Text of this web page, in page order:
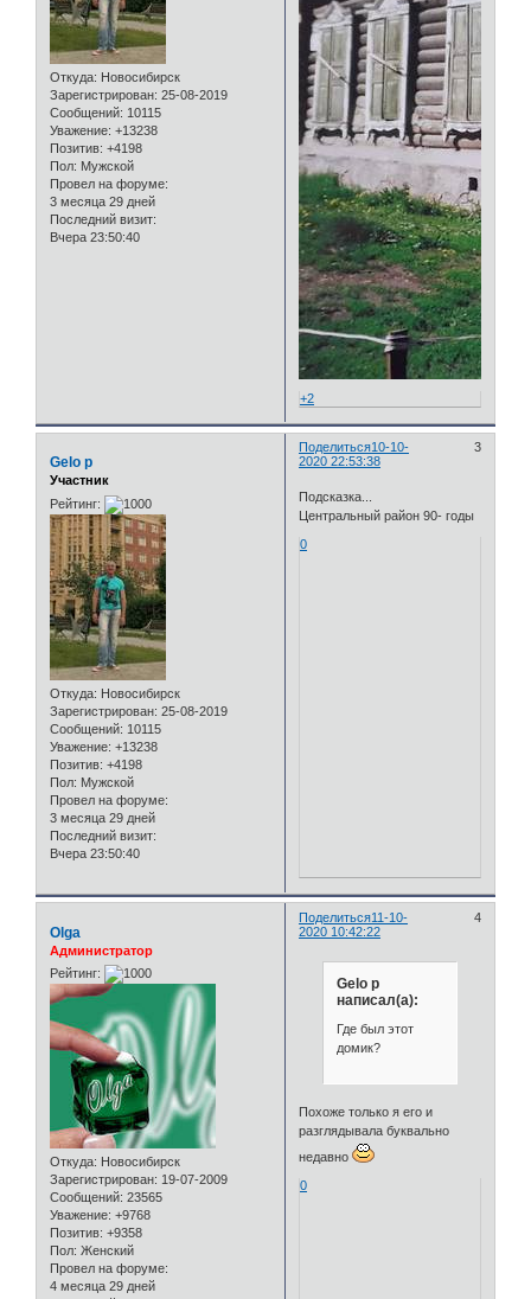
Откуда: Новосибирск
Зарегистрирован: 25-08-2019
Сообщений: 10115
Уважение: +13238
Позитив: +4198
Пол: Мужской
Провел на форуме:
3 месяца 29 дней
Последний визит:
Вчера 23:50:40
+2
Поделиться 3
10-10-
2020 22:53:38
Gelo p
Участник
Рейтинг:
Откуда: Новосибирск
Зарегистрирован: 25-08-2019
Сообщений: 10115
Уважение: +13238
Позитив: +4198
Пол: Мужской
Провел на форуме:
3 месяца 29 дней
Последний визит:
Вчера 23:50:40
Подсказка...
Центральный район 90- годы
0
Поделиться 4
11-10-
2020 10:42:22
Olga
Администратор
Рейтинг:
Откуда: Новосибирск
Зарегистрирован: 19-07-2009
Сообщений: 23565
Уважение: +9768
Позитив: +9358
Пол: Женский
Провел на форуме:
4 месяца 29 дней
Gelo p
написал(а):
Где был этот
домик?
Похоже только я его и
разглядывала буквально
недавно
0